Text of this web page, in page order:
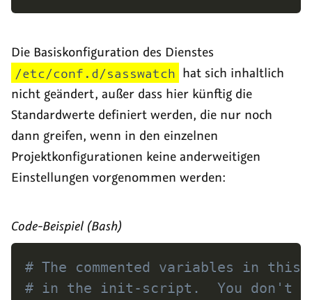
Die Basiskonfiguration des Dienstes
/etc/conf.d/sasswatch hat sich inhaltlich
nicht geändert, außer dass hier künftig die
Standardwerte definiert werden, die nur noch
dann greifen, wenn in den einzelnen
Projektkonfigurationen keine anderweitigen
Einstellungen vorgenommen werden:
Code-Beispiel (Bash)
# The commented variables in
# in the init-script.  You don't